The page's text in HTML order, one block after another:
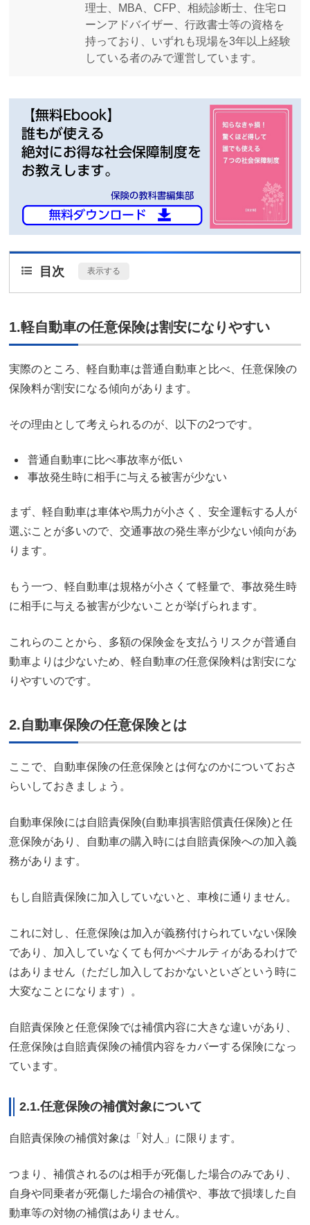
理士、MBA、CFP、相続診断士、住宅ロ
ーンアドバイザー、行政書士等の資格を
持っており、いずれも現場を3年以上経験
している者のみで運営しています。
目次 表示する
1.軽自動車の任意保険は割安になりやすい
実際のところ、軽自動車は普通自動車と比べ、任意保険の
保険料が割安になる傾向があります。
その理由として考えられるのが、以下の2つです。
普通自動車に比べ事故率が低い
事故発生時に相手に与える被害が少ない
まず、軽自動車は車体や馬力が小さく、安全運転する人が
選ぶことが多いので、交通事故の発生率が少ない傾向があ
ります。
もう一つ、軽自動車は規格が小さくて軽量で、事故発生時
に相手に与える被害が少ないことが挙げられます。
これらのことから、多額の保険金を支払うリスクが普通自
動車よりは少ないため、軽自動車の任意保険料は割安にな
りやすいのです。
2.自動車保険の任意保険とは
ここで、自動車保険の任意保険とは何なのかについておさ
らいしておきましょう。
自動車保険には自賠責保険(自動車損害賠償責任保険)と任
意保険があり、自動車の購入時には自賠責保険への加入義
務があります。
もし自賠責保険に加入していないと、車検に通りません。
これに対し、任意保険は加入が義務付けられていない保険
であり、加入していなくても何かペナルティがあるわけで
はありません（ただし加入しておかないといざという時に
大変なことになります）。
自賠責保険と任意保険では補償内容に大きな違いがあり、
任意保険は自賠責保険の補償内容をカバーする保険になっ
ています。
2.1.任意保険の補償対象について
自賠責保険の補償対象は「対人」に限ります。
つまり、補償されるのは相手が死傷した場合のみであり、
自身や同乗者が死傷した場合の補償や、事故で損壊した自
動車等の対物の補償はありません。